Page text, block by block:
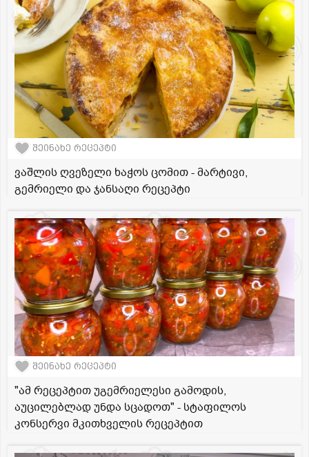
შეინახე რეცეპტი
ვაშლის ღვეზელი ხაჭოს ცომით - მარტივი,
გემრიელი და ჯანსაღი რეცეპტი
შეინახე რეცეპტი
"ამ რეცეპტით უგემრიელესი გამოდის,
აუცილებლად უნდა სცადოთ" - სტაფილოს
კონსერვი მკითხველის რეცეპტით